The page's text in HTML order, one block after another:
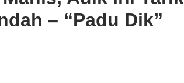
– “Padu Dik”